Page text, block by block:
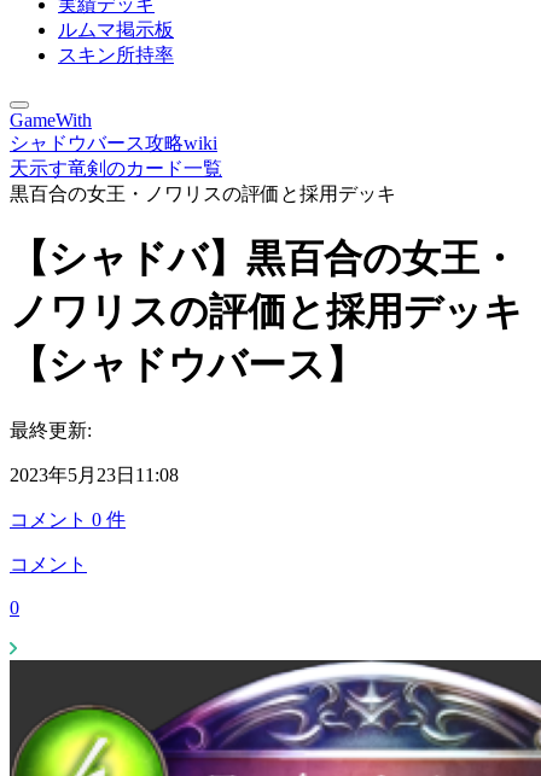
実績デッキ
ルムマ掲示板
スキン所持率
GameWith
シャドウバース攻略wiki
天示す竜剣のカード一覧
黒百合の女王・ノワリスの評価と採用デッキ
【シャドバ】黒百合の女王・
ノワリスの評価と採用デッキ
【シャドウバース】
最終更新:
2023年5月23日11:08
コメント 0 件
コメント
0